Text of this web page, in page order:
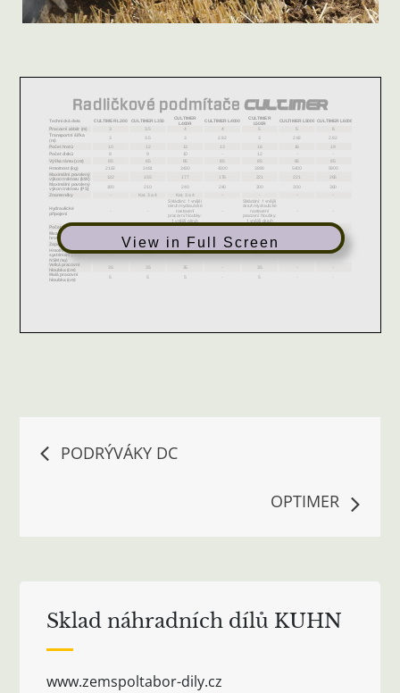
View in Full Screen
Navigace
PODRÝVÁKY DC
OPTIMER
Sklad náhradních dílů KUHN
www.zemspoltabor-dily.cz